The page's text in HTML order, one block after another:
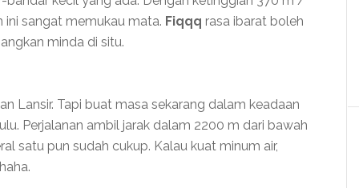
ini sangat memukau mata. Fiqqq rasa ibarat boleh
minda di situ.
Lansir. Tapi buat masa sekarang dalam keadaan
Perjalanan ambil jarak dalam 2200 m dari bawah
satu pun sudah cukup. Kalau kuat minum air,